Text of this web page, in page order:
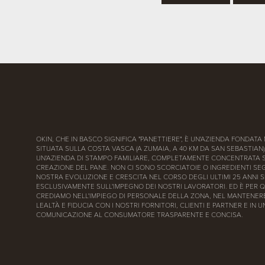
OKIN, CHE IN BASCO SIGNIFICA "PANETTIERE", È UN'AZIENDA FONDATA
SITUATA SULLA COSTA VASCA (A ZUMAIA, A 40 KM DA SAN
UN'AZIENDA DI STAMPO FAMILIARE, COMPLETAMENTE CONCENTRATA
CREAZIONE DEL PANE. NON CI SONO SCORCIATOIE O INGREDIENTI
NOSTRA EVOLUZIONE E CRESCITA NEL CORSO DEGLI ULTIMI 25 ANNI
ESCLUSIVAMENTE SULL'IMPEGNO DEI NOSTRI LAVORATORI. ED È PER
CREDIAMO NELL'IMPIEGO DI PERSONALE DELLA ZONA, NEL
LEALTÀ E FIDUCIA CON I NOSTRI FORNITORI, CLIENTI E PARTNER E IN
COMUNICAZIONE AL CONSUMATORE TRASPARENTE E CONCISA.